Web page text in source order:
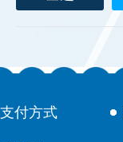
支付方式